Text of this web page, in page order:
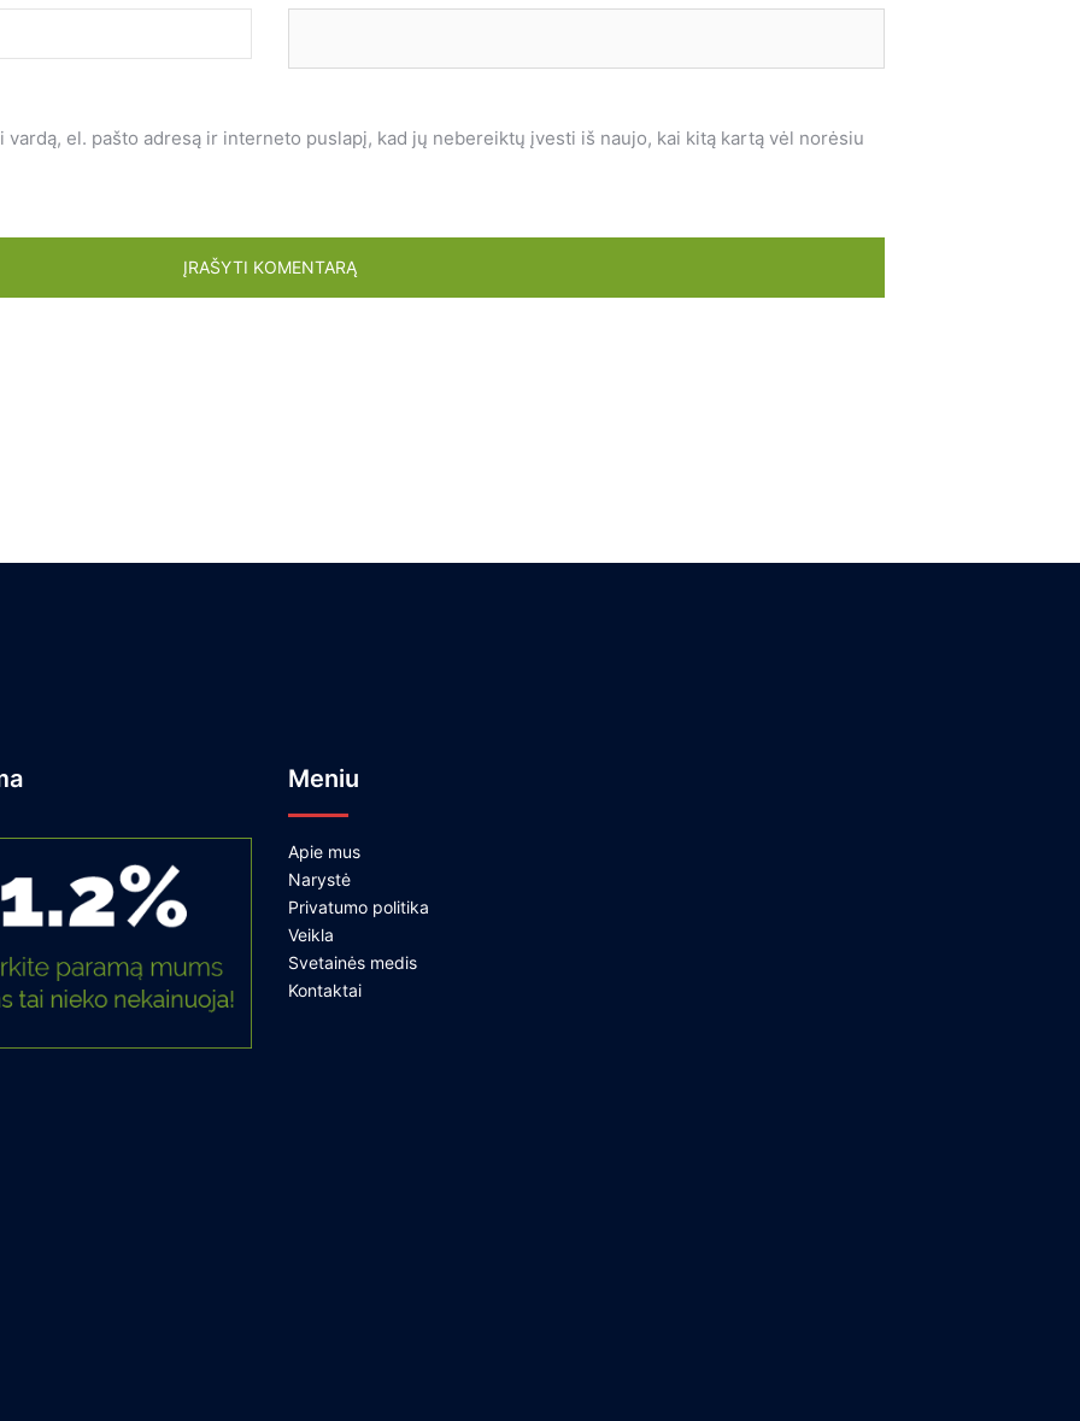
el. pašto adresą ir interneto puslapį, kad jų nebereiktų įvesti iš naujo, kai kitą kartą vėl norėsiu
Meniu
Apie mus
Narystė
Privatumo politika
Veikla
Svetainės medis
Kontaktai